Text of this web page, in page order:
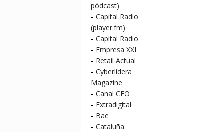
pódcast)
- Capital Radio
(player.fm)
- Capital Radio
- Empresa XXI
- Retail Actual
- Cyberlidera
Magazine
- Canal CEO
- Extradigital
- Bae
- Cataluña